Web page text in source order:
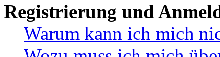
Registrierung und
Warum kann ich mich